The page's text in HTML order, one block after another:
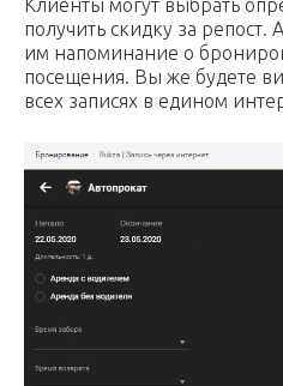
Клиенты могут выбрать
получить скидку за
им напоминание о
посещения. Вы же будете
всех записях в едином